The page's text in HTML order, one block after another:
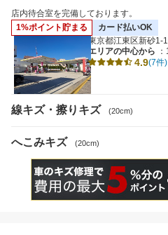
店内待合室を完備しております。
1%ポイント貯まる
カード払いOK
東京都江東区新砂1-
エリアの中心から
4.9(7件)
線キズ・擦りキズ (20cm)
へこみキズ (20cm)